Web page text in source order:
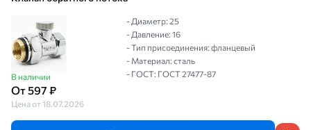
В наличии
От 597 ₽
Цена от 18.07.2026
- Диаметр: 25
- Давление: 16
- Тип присоединения: фланцевый
- Материал: сталь
- ГОСТ: ГОСТ 27477-87